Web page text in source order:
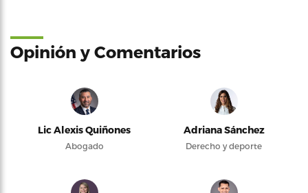
Opinión y Comentarios
Lic Alexis Quiñones
Abogado
Adriana Sánchez
Derecho y deporte